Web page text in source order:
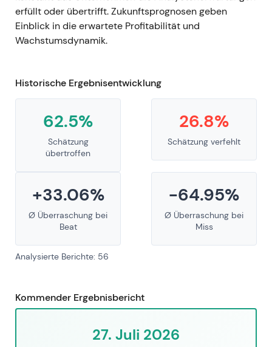
erfüllt oder übertrifft. Zukunftsprognosen geben
Einblick in die erwartete Profitabilität und
Wachstumsdynamik.
Historische Ergebnisentwicklung
62.5%
Schätzung
übertroffen
26.8%
Schätzung verfehlt
+33.06%
Ø Überraschung bei
Beat
-64.95%
Ø Überraschung bei
Miss
Analysierte Berichte: 56
Kommender Ergebnisbericht
27. Juli 2026